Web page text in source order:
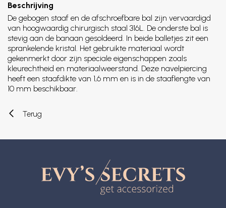
Beschrijving
De gebogen staaf en de afschroefbare bal zijn vervaardigd
van hoogwaardig chirurgisch staal 316L. De onderste bal is
stevig aan de banaan gesoldeerd. In beide balletjes zit een
sprankelende kristal. Het gebruikte materiaal wordt
gekenmerkt door zijn speciale eigenschappen zoals
kleurechtheid en materiaalweerstand. Deze navelpiercing
heeft een staafdikte van 1,6 mm en is in de staaflengte van
10 mm beschikbaar.
Terug